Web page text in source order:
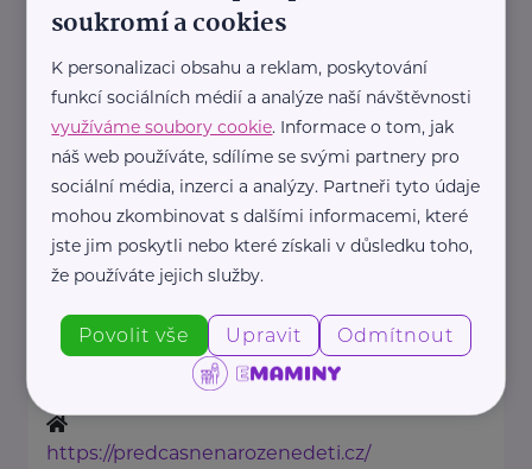
mzcr@mzcr.cz
Nadační fond pro předčasně
narozené děti
Podolské nábřeží 157/36 Praha 4
Nadační fond pro předčasně
narozené děti je nezisková
organizace
předčasně narozených dětí.
https://predcasnenarozenedeti.cz/
soukromí a cookies
K personalizaci obsahu a reklam, poskytování
funkcí sociálních médií a analýze naší návštěvnosti
využíváme soubory cookie. Informace o tom, jak
náš web používáte, sdílíme se svými partnery pro
sociální média, inzerci a analýzy. Partneři tyto údaje
mohou zkombinovat s dalšími informacemi, které
jste jim poskytli nebo které získali v důsledku toho,
že používáte jejich služby.
Povolit vše Upravit Odmítnout